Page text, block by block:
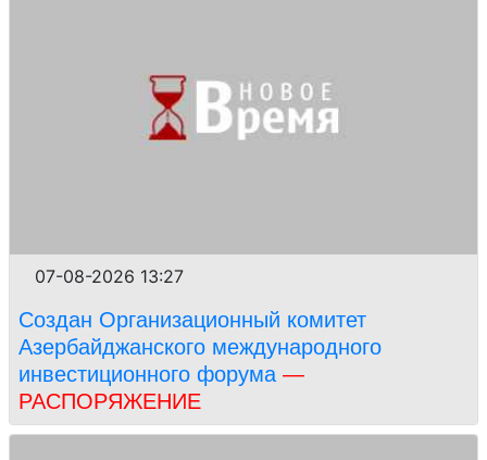
07-08-2026 13:27
Создан Организационный комитет
Азербайджанского международного
инвестиционного форума —
РАСПОРЯЖЕНИЕ